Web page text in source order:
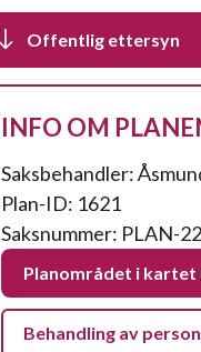
Offentlig ettersyn
INFO OM
Saksbehandler:
Plan-ID: 1621
Saksnummer: PLAN-
Planområdet i kartet
Behandling av